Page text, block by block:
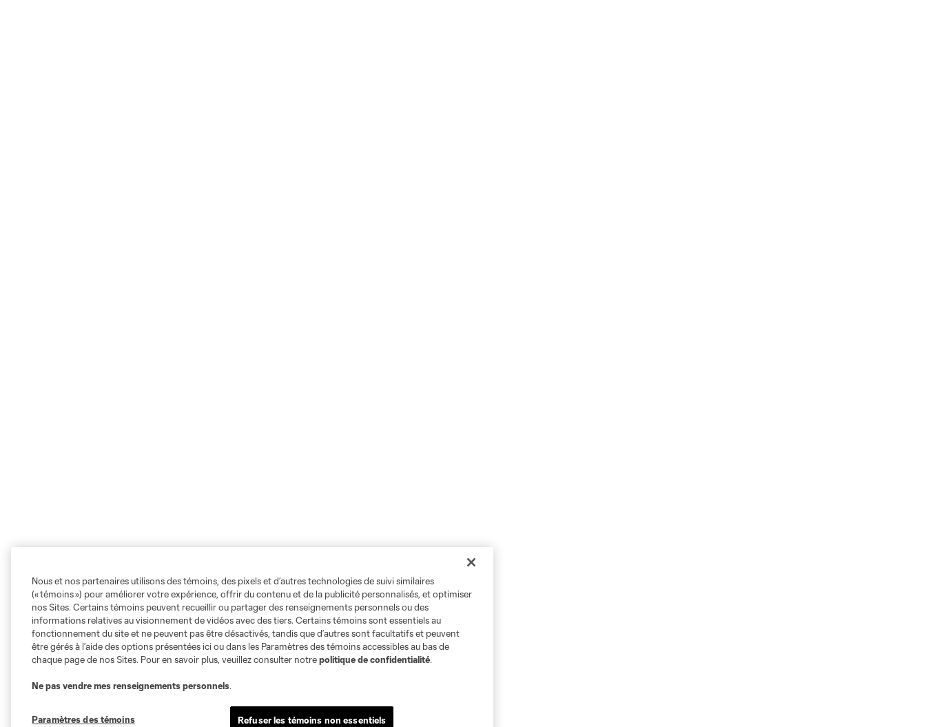
Nous et nos partenaires utilisons des témoins, des pixels et d’autres technologies de suivi similaires
(« témoins ») pour améliorer votre expérience, offrir du contenu et de la publicité personnalisés, et optimiser
nos Sites. Certains témoins peuvent recueillir ou partager des renseignements personnels ou des
informations relatives au visionnement de vidéos avec des tiers. Certains témoins sont essentiels au
fonctionnement du site et ne peuvent pas être désactivés, tandis que d’autres sont facultatifs et peuvent
être gérés à l’aide des options présentées ici ou dans les Paramètres des témoins accessibles au bas de
chaque page de nos Sites. Pour en savoir plus, veuillez consulter notrepolitique de confidentialité.
Ne pas vendre mes renseignements personnels.
Paramètres des témoins Refuser les témoins non essentiels